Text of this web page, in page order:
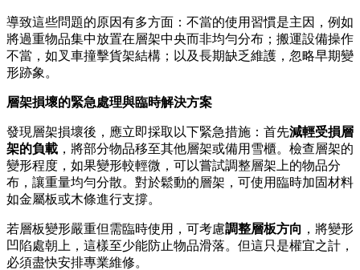
導致這些問題的原因有多方面：不當的使用習慣是主因，例如
將過重物品集中放置在層架中央而非均勻分布；搬運設備操作
不當，如叉車撞擊貨架結構；以及長期缺乏維護，忽略早期變
形跡象。
層架損壞的緊急處理與臨時解決方案
發現層架損壞後，應立即採取以下緊急措施：首先減輕受損層
架的負載 ，將部分物品移至其他層架或備用雪櫃。檢查層架的
變形程度，如果變形較輕微，可以嘗試調整層架上的物品分
布，讓重量均勻分散。對於鬆動的層架，可使用臨時加固材料
如金屬板或木條進行支撐。
若層板變形嚴重但需臨時使用，可考慮調整層板方向 ，將變形
凹陷處朝上，這樣至少能防止物品滑落。但這只是權宜之計，
必須盡快安排專業維修。